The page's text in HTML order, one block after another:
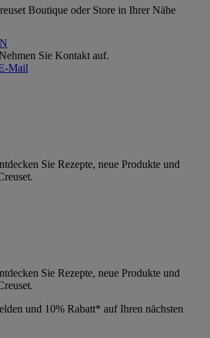
Boutique oder Store in Ihrer Nähe
Sie Kontakt auf.
Mail
Sie Rezepte, neue Produkte und
Sie Rezepte, neue Produkte und
und 10% Rabatt* auf Ihren nächsten